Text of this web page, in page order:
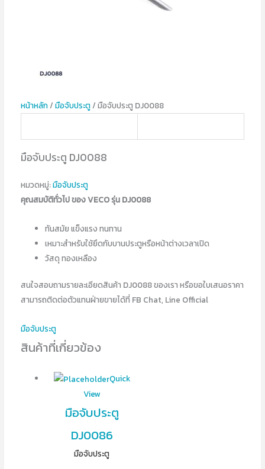
หน้าหลัก/ มือจับประตู/ มือจับประตู DJ0088
มือจับประตู DJ0088
หมวดหมู่:มือจับประตู
คุณสมบัติทั่วไป ของ VECO รุ่น DJ0088
ทันสมัย แข็งแรง ทนทาน
เหมาะสำหรับใช้ยึดกับบานประตูหรือหน้าต่างเวลาเปิด
วัสดุ ทองเหลือง
สนใจสอบถามรายละเอียดสินค้า DJ0088 ของเรา หรือขอใบเสนอราคา
สามารถติดต่อตัวแทนฝ่ายขายได้ที่ FB Chat, Line Official
มือจับประตู
สินค้าที่เกี่ยวข้อง
Quick
View
มือจับประตู
DJ0086
มือจับประตู